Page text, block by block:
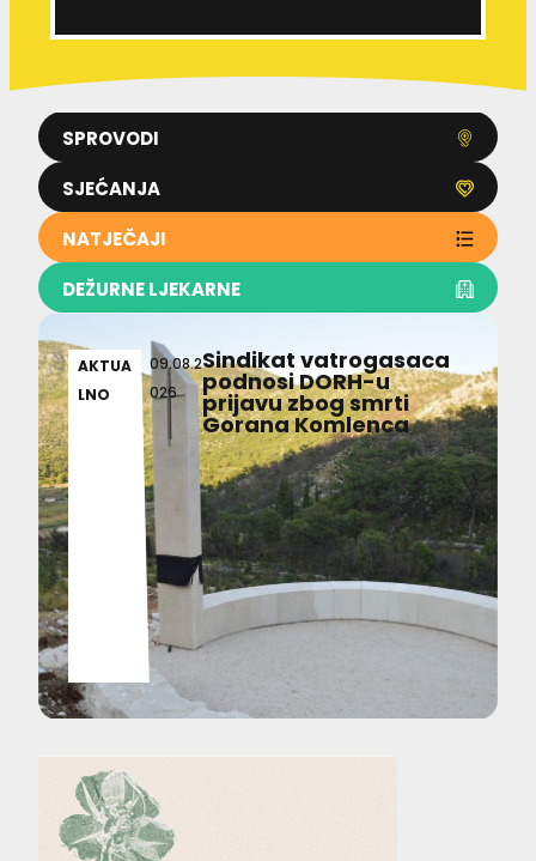
SPROVODI
SJEĆANJA
NATJEČAJI
DEŽURNE LJEKARNE
AKTUA
LNO
09.08.2
026
Sindikat vatrogasaca
podnosi DORH-u
prijavu zbog smrti
Gorana Komlenca